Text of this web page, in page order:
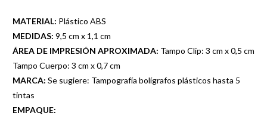
MATERIAL: Plástico ABS
MEDIDAS: 9,5 cm x 1,1 cm
ÁREA DE IMPRESIÓN APROXIMADA: Tampo Clip: 3 cm x 0,5 cm
Tampo Cuerpo: 3 cm x 0,7 cm
MARCA: Se sugiere: Tampografía bolígrafos plásticos hasta 5
tintas
EMPAQUE: